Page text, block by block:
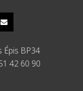
Épis BP34
42 60 90